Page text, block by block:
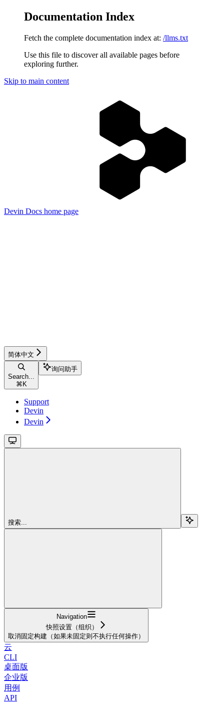
Documentation Index
Fetch the complete documentation index at: /llms.txt
Use this file to discover all available pages before
exploring further.
Skip to main content
Devin Docs home page
简体中文
Search...
⌘ K
询问助手
Support
Devin
Devin
搜索...
Navigation
快照设置（组织）
取消固定构建（如果未固定则不执行任何操作）
云
CLI
桌面版
企业版
用例
API